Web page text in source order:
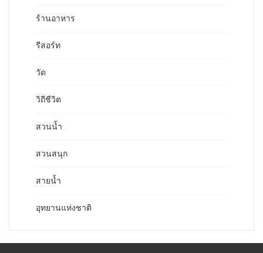
ร้านอาหาร
รีสอร์ท
วัด
วิถีชีวิต
สวนน้ำ
สวนสนุก
สายน้ำ
อุทยานแห่งชาติ